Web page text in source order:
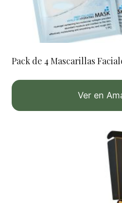
Pack de 4 Mascarillas
Ver en